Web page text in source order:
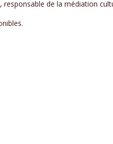
responsable de la médiation